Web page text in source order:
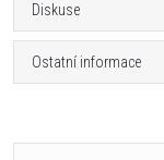
Diskuse
Ostatní informace